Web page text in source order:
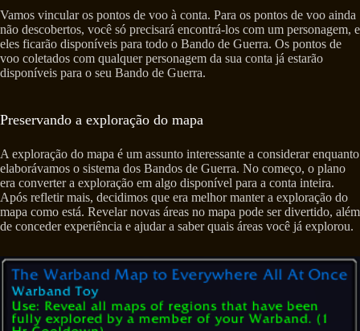
Vamos vincular os pontos de voo à conta. Para os pontos de voo ainda
não descobertos, você só precisará encontrá-los com um personagem, e
eles ficarão disponíveis para todo o Bando de Guerra. Os pontos de
voo coletados com qualquer personagem da sua conta já estarão
disponíveis para o seu Bando de Guerra.
Preservando a exploração do mapa
A exploração do mapa é um assunto interessante a considerar enquanto
elaborávamos o sistema dos Bandos de Guerra. No começo, o plano
era converter a exploração em algo disponível para a conta inteira.
Após refletir mais, decidimos que era melhor manter a exploração do
mapa como está. Revelar novas áreas no mapa pode ser divertido, além
de conceder experiência e ajudar a saber quais áreas você já explorou.